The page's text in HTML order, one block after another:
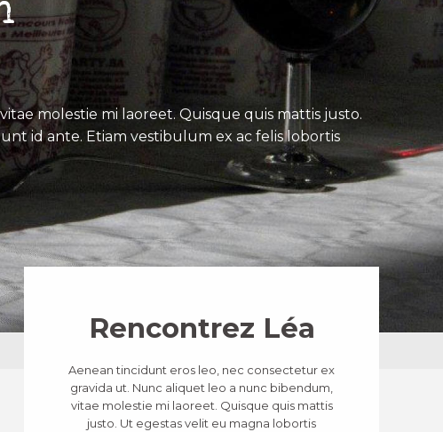
molestie mi laoreet. Quisque quis mattis justo.
id ante. Etiam vestibulum ex ac felis lobortis
Rencontrez Léa
Aenean tincidunt eros leo, nec consectetur ex
gravida ut. Nunc aliquet leo a nunc bibendum,
vitae molestie mi laoreet. Quisque quis mattis
justo. Ut egestas velit eu magna lobortis